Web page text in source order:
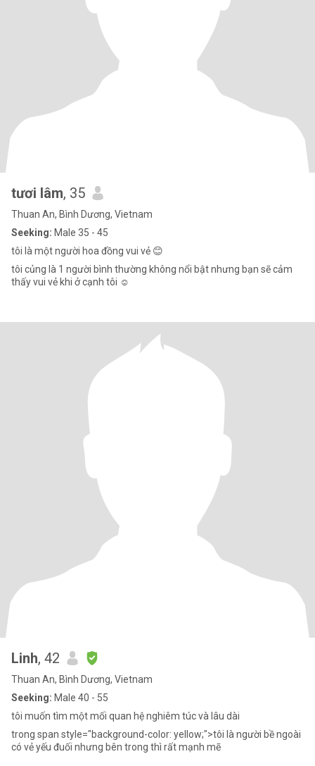
tươi lâm, 35
Thuan An, Bình Dương, Vietnam
Seeking: Male 35 - 45
tôi là một người hoa đồng vui vẻ 😊
tôi củng là 1 người bình thường không nổi bật nhưng bạn sẽ cảm
thấy vui vẻ khi ở cạnh tôi ☺️
Linh, 42
Thuan An, Bình Dương, Vietnam
Seeking: Male 40 - 55
tôi muốn tìm một mối quan hệ nghiêm túc và lâu dài
trong span style="background-color: yellow;">tôi là người bề ngoài
có vẻ yếu đuối nhưng bên trong thì rất mạnh mẽ